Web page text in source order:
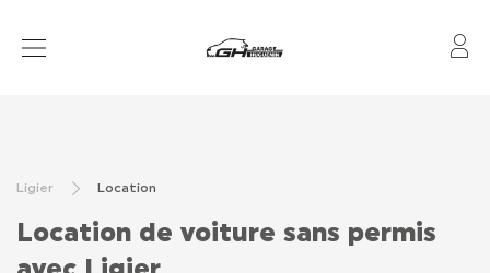
APRÈS-VENTE
FINANCEMENT & ASSURANCE
Ligier Location
Location de voiture sans permis